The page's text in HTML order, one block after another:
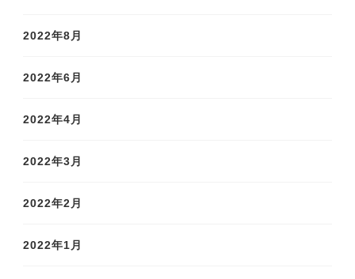
2022年8月
2022年6月
2022年4月
2022年3月
2022年2月
2022年1月